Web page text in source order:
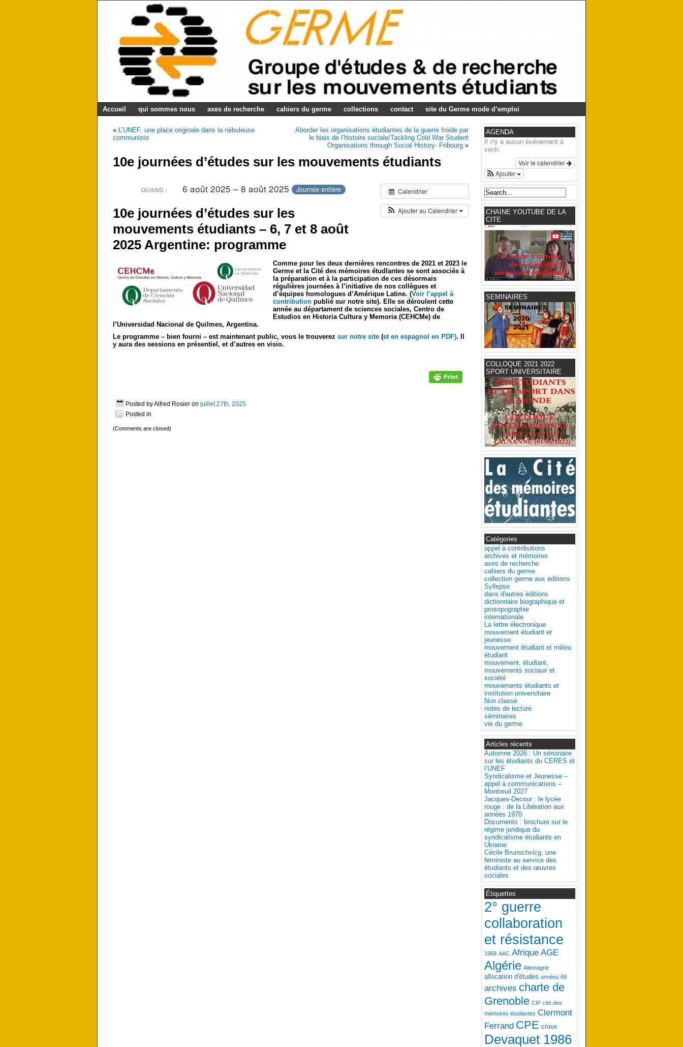
Accueil qui sommes nous axes de recherche cahiers du germe collections contact site du Germe mode d’emploi
« L’UNEF, une place originale dans la nébuleuse
communiste
Aborder les organisations étudiantes de la guerre froide par
le biais de l’histoire sociale/Tackling Cold War Student
Organisations through Social History- Fribourg »
10e journées d’études sur les mouvements étudiants
Calendrier
Ajouter au Calendrier
QUAND : 6 août 2025 – 8 août 2025 Journée entière
10e journées d’études sur les
mouvements étudiants – 6, 7 et 8 août
2025 Argentine: programme
Comme pour les deux dernières rencontres de 2021 et 2023 le
Germe et la Cité des mémoires étudIantes se sont associés à
la préparation et à la participation de ces désormais
régulières journées à l’initiative de nos collègues et
d’équipes homologues d’Amérique Latine. (Voir l’appel à
contribution publié sur notre site). Elle se déroulent cette
année au départament de sciences sociales, Centro de
Estudios en Historia Cultura y Memoria (CEHCMe) de
l’Universidad Nacional de Quilmes, Argentina.
Le programme – bien fourni – est maintenant public, vous le trouverez sur notre site (et en espagnol en PDF). Il
y aura des sessions en présentiel, et d’autres en visio.
Posted by Alfred Rosier on juillet 27th, 2025
Posted in
(Comments are closed)
AGENDA
Il n'y a aucun événement à
venir.
Voir le calendrier
Ajouter
CHAINE YOUTUBE DE LA
CITE
SEMINAIRES
COLLOQUE 2021 2022
SPORT UNIVERSITAIRE
Catégories
appel à contributions
archives et mémoires
axes de recherche
cahiers du germe
collection germe aux éditions
Syllepse
dans d'autres éditions
dictionnaire biographique et
prosopographie
internationale
La lettre électronique
mouvement étudiant et
jeunesse
mouvement étudiant et milieu
étudiant
mouvement, étudiant,
mouvements sociaux et
société
mouvements étudiants et
institution universitaire
Non classé
notes de lecture
séminaires
vie du germe
Articles récents
Automne 2026 : Un séminaire
sur les étudiants du CERES et
l’UNEF
Syndicalisme et Jeunesse –
appel à communications –
Montreuil 2027
Jacques-Decour : le lycée
rouge : de la Libération aux
années 1970
Documents : brochure sur le
régime juridique du
syndicalisme étudiants en
Ukraine
Cécile Brunschvicg, une
féministe au service des
étudiants et des œuvres
sociales
Étiquettes
2° guerre
collaboration
et résistance
1968 AAC Afrique AGE
Algérie Allemagne
allocation d'études années 68
archives charte de
Grenoble CIP cité des
mémoires étudiantes Clermont
Ferrand CPE crous
Devaquet 1986